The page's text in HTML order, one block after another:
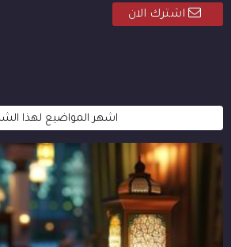
اشترك الان
اشهر المواضيع لهذا